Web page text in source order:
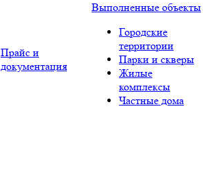
Прайс и
документация
Выполненные объекты
Городские
территории
Парки и скверы
Жилые
комплексы
Частные дома